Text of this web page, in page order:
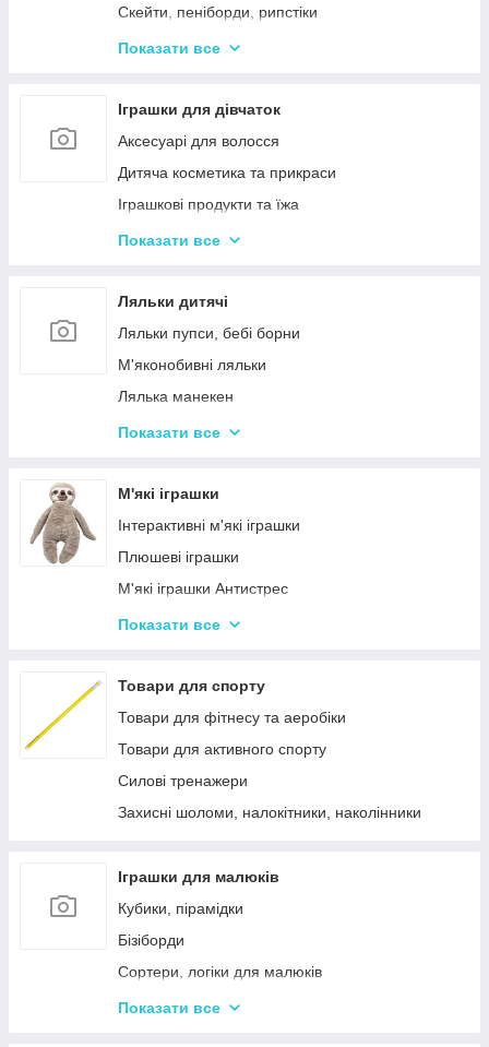
Дерев'яні дитячі конструктори
Різні дерев'яні іграшки
Скейти, пеніборди, рипстіки
Каталки та толокари
Показати все
Іграшки для дівчаток
Аксесуарі для волосся
Дитяча косметика та прикраси
Іграшкові продукти та їжа
Іграшковий посуд
Дитячі ігрові набори для прибирання
Дитячі рольові набори лікаря
Дитячий ігровий набір кухня
Дитячий ігровий магазин, касса
Іграшковий салон краси, трюмо
Показати все
Ляльки дитячі
Ляльки пупси, бебі борни
М'яконобивні ляльки
Лялька манекен
Барбі та схожі ляльки
Лялькові будиночки
Візочки для ляльок
Ліжечка для ляльок
Одяг та аксесуари для Ляльок
Показати все
М'які іграшки
Інтерактивні м'які іграшки
Плюшеві іграшки
М'які іграшки Антистрес
Іграшки для лялькового театру
Показати все
Товари для спорту
Товари для фітнесу та аеробіки
Товари для активного спорту
Силові тренажери
Захисні шоломи, налокітники, наколінники
Іграшки для малюків
Кубики, пірамідки
Бізіборди
Сортери, логіки для малюків
Іграшки з музичними ефектами
Показати все